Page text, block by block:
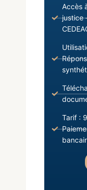
Accès
justice
Tarif :